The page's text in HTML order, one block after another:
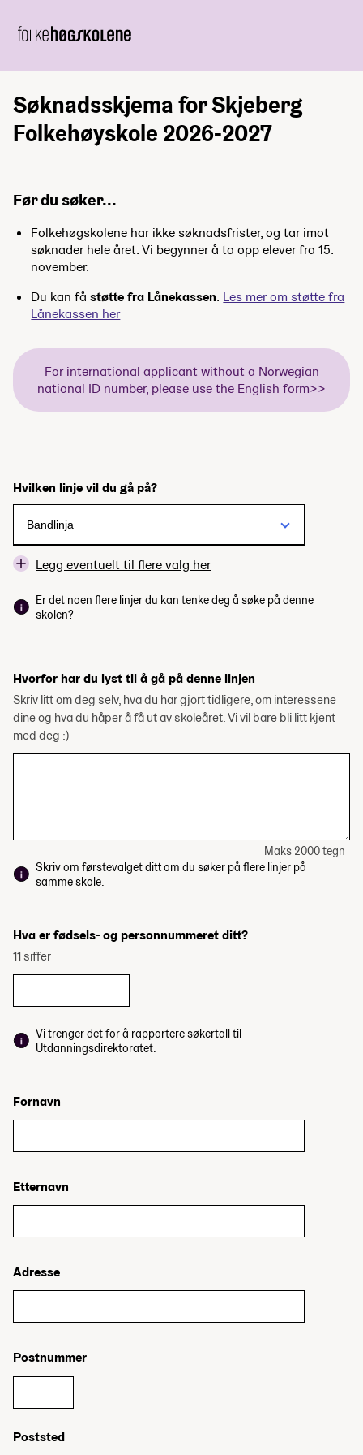
Søknadsskjema for Skjeberg
Folkehøyskole 2026-2027
Før du søker...
Folkehøgskolene har ikke søknadsfrister, og tar imot
søknader hele året. Vi begynner å ta opp elever fra 15.
november.
Du kan fåstøtte fra Lånekassen. Les mer om støtte fra
Lånekassen her
For international applicant without a Norwegian
national ID number, please use the English form>>
Hvilken linje vil du gå på?
Legg eventuelt til flere valg her
Er det noen flere linjer du kan tenke deg å søke på denne
skolen?
Hvorfor har du lyst til å gå på denne linjen
Skriv litt om deg selv, hva du har gjort tidligere, om interessene
dine og hva du håper å få ut av skoleåret. Vi vil bare bli litt kjent
med deg :)
Maks 2000 tegn
Skriv om førstevalget ditt om du søker på flere linjer på
samme skole.
Hva er fødsels- og personnummeret ditt?
11 siffer
Vi trenger det for å rapportere søkertall til
Utdanningsdirektoratet.
Fornavn
Etternavn
Adresse
Postnummer
Poststed